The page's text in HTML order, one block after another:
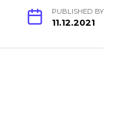
PUBLISHED BY
11.12.2021